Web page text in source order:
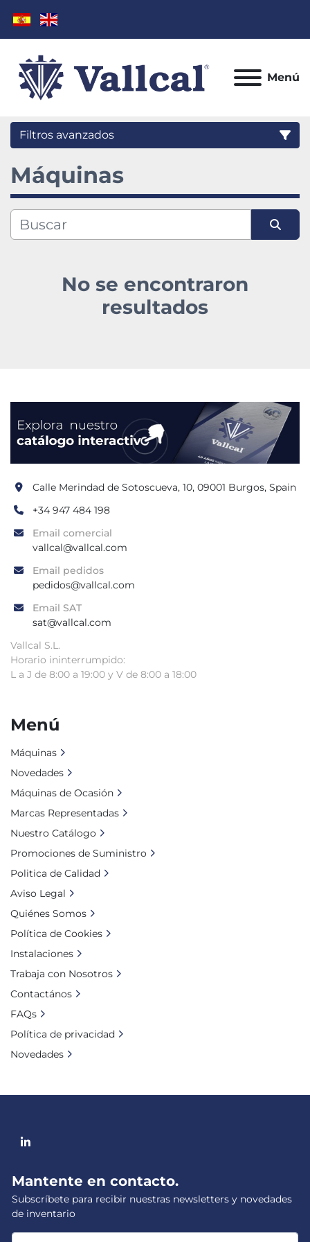
Menú
Filtros avanzados
Categoría
Condición
Máquinas
No se encontraron
resultados
linkedin
Mantente en contacto.
Subscríbete para recibir nuestras newsletters y novedades
de inventario
Calle Merindad de Sotoscueva, 10, 09001 Burgos, Spain
+34 947 484 198
Email comercial
vallcal@vallcal.com
Email pedidos
pedidos@vallcal.com
Email SAT
sat@vallcal.com
Vallcal S.L.
Horario ininterrumpido:
L a J de 8:00 a 19:00 y V de 8:00 a 18:00
Menú
Máquinas
Novedades
Máquinas de Ocasión
Marcas Representadas
Nuestro Catálogo
Promociones de Suministro
Politica de Calidad
Aviso Legal
Quiénes Somos
Política de Cookies
Instalaciones
Trabaja con Nosotros
Contactános
FAQs
Política de privacidad
Novedades